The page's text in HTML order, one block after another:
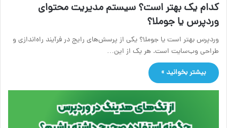
کدام یک بهتر است؟ سیستم مدیریت محتوای
وردپرس یا جوملا؟
وردپرس بهتر است یا جوملا؟ یکی از پرسش‌های رایج در فرآیند راه‌اندازی و
طراحی وب‌سایت است. هر یک از این…
بیشتر بخوانید »